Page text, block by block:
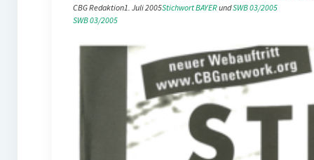
CBG Redaktion1. Juli 2005Stichwort BAYER und SWB 03/2005
SWB 03/2005